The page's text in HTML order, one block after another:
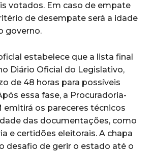
votados. Em caso de empate
de desempate será a idade
governo.
estabelece que a lista final
Diário Oficial do Legislativo,
de 48 horas para possíveis
essa fase, a Procuradoria-
emitirá os pareceres técnicos
das documentações, como
e certidões eleitorais. A chapa
desafio de gerir o estado até o